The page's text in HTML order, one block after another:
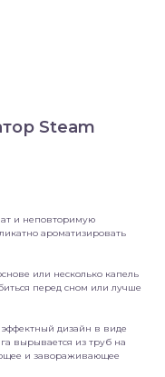
Steam
и неповторимую
ароматизировать
или несколько капель
перед сном или лучше
дизайн в виде
вырывается из труб на
и завораживающее